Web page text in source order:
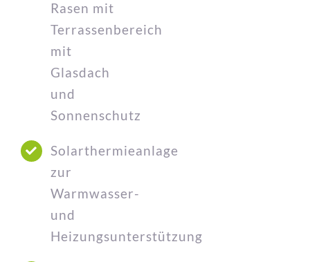
Rasen mit
Terrassenbereich
mit
Glasdach
und
Sonnenschutz
Solarthermieanlage
zur
Warmwasser-
und
Heizungsunterstützung